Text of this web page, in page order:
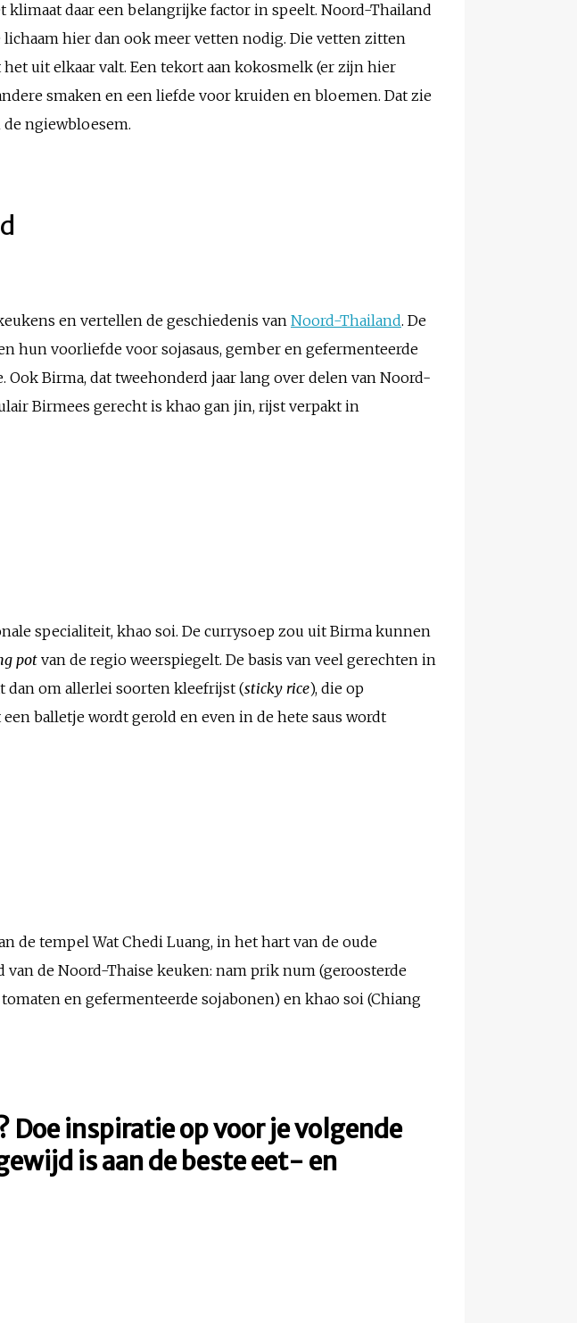
klimaat daar een belangrijke factor in speelt. Noord-Thailand
hier dan ook meer vetten nodig. Die vetten zitten
uit elkaar valt. Een tekort aan kokosmelk (er zijn hier
smaken en een liefde voor kruiden en bloemen. Dat zie
de ngiewbloesem.
en vertellen de geschiedenis van Noord-Thailand. De
hun voorliefde voor sojasaus, gember en gefermenteerde
Birma, dat tweehonderd jaar lang over delen van Noord-
Birmees gerecht is khao gan jin, rijst verpakt in
specialiteit, khao soi. De currysoep zou uit Birma kunnen
potvan de regio weerspiegelt. De basis van veel gerechten in
dan om allerlei soorten kleefrijst (sticky rice), die op
balletje wordt gerold en even in de hete saus wordt
de tempel Wat Chedi Luang, in het hart van de oude
de Noord-Thaise keuken: nam prik num (geroosterde
en gefermenteerde sojabonen) en khao soi (Chiang
Doe inspiratie op voor je volgende
is aan de beste eet- en